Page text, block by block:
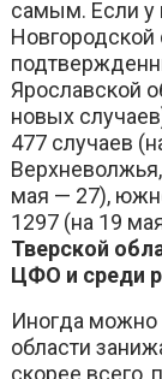
самым. Если у
Новгородской
Ярославской
новых
477 случаев
мая — 27),
1297 (на 19
Тверской
ЦФО и среди
Иногда можно
области
скорее всего,